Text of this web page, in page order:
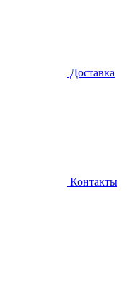
Доставка
Контакты